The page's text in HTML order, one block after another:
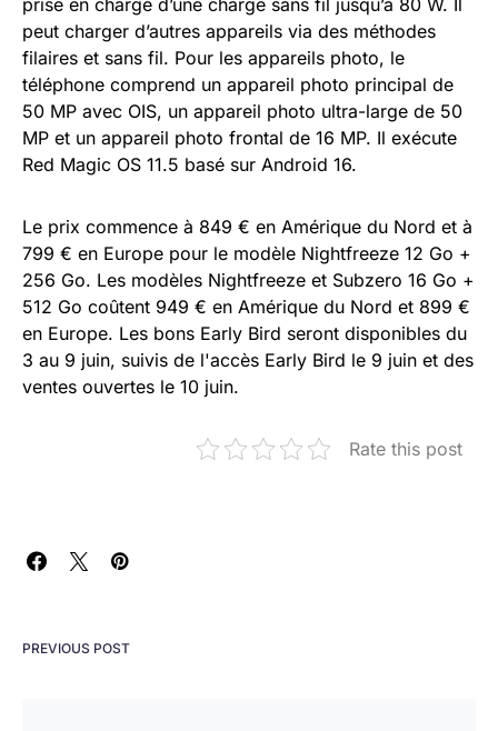
prise en charge d’une charge sans fil jusqu’à 80 W. Il
peut charger d’autres appareils via des méthodes
filaires et sans fil. Pour les appareils photo, le
téléphone comprend un appareil photo principal de
50 MP avec OIS, un appareil photo ultra-large de 50
MP et un appareil photo frontal de 16 MP. Il exécute
Red Magic OS 11.5 basé sur Android 16.
Le prix commence à 849 € en Amérique du Nord et à
799 € en Europe pour le modèle Nightfreeze 12 Go +
256 Go. Les modèles Nightfreeze et Subzero 16 Go +
512 Go coûtent 949 € en Amérique du Nord et 899 €
en Europe. Les bons Early Bird seront disponibles du
3 au 9 juin, suivis de l'accès Early Bird le 9 juin et des
ventes ouvertes le 10 juin.
Rate this post
PREVIOUS POST